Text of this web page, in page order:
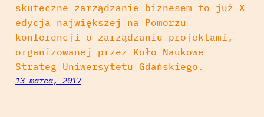
skuteczne zarządzanie biznesem to już X
edycja największej na Pomorzu
konferencji o zarządzaniu projektami,
organizowanej przez Koło Naukowe
Strateg Uniwersytetu Gdańskiego.
13 marca, 2017